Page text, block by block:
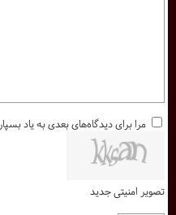
مرا برای دیدگاه‌های بعدی به یاد بسپار
تصویر امنیتی جدید